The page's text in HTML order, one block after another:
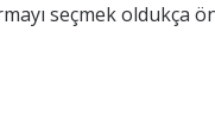
seçmek oldukça